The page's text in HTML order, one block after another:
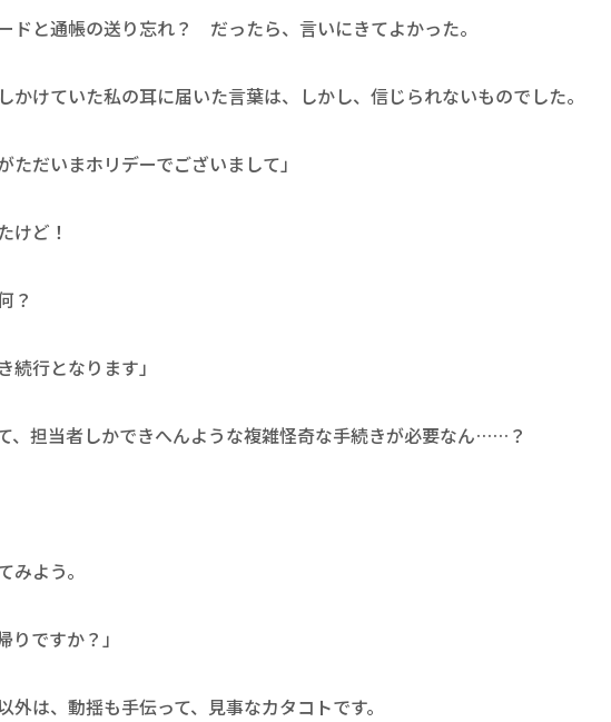
ドと通帳の送り忘れ？ だったら、言いにきてよかった。
かけていた私の耳に届いた言葉は、しかし、信じられないものでした。
ただいまホリデーでございまして」
けど！
？
続行となります」
、担当者しかできへんような複雑怪奇な手続きが必要なん……？
みよう。
りですか？」
外は、動揺も手伝って、見事なカタコトです。